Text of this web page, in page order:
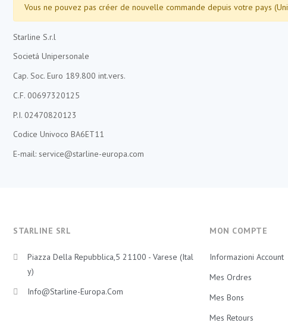
Vous ne pouvez pas créer de nouvelle commande depuis votre pays
Starline S.r.l
Societá Unipersonale
Cap. Soc. Euro 189.800 int.vers.
C.F. 00697320125
P.I. 02470820123
Codice Univoco BA6ET11
E-mail: service@starline-europa.com
STARLINE SRL
Piazza Della Repubblica,5 21100 - Varese (Ital
Y)
Info@starline-Europa.com
MON COMPTE
Informazioni Account
Mes Ordres
Mes Bons
Mes Retours